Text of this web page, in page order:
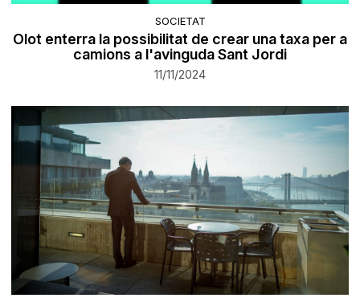
SOCIETAT
Olot enterra la possibilitat de crear una taxa per a
camions a l'avinguda Sant Jordi
11/11/2024